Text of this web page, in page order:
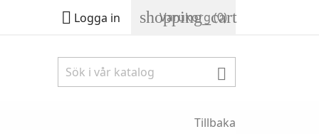
 Logga in shopping_cart
Varukorg (0)

Tillbaka